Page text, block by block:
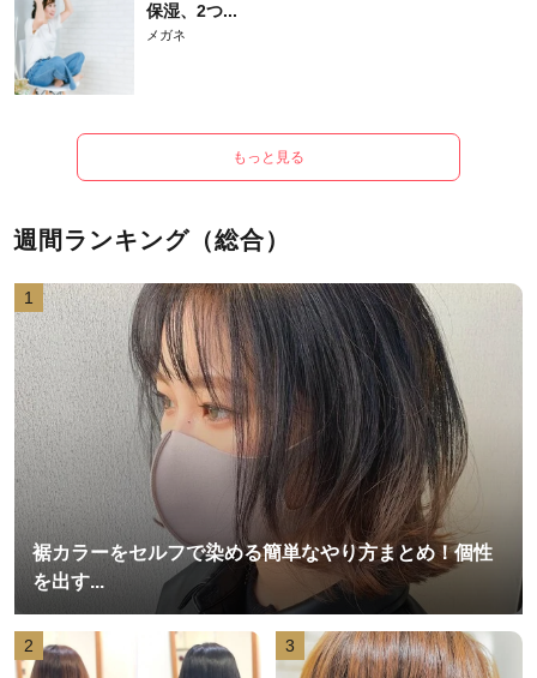
保湿、2つ...
メガネ
もっと見る
週間ランキング（総合）
1
裾カラーをセルフで染める簡単なやり方まとめ！個性
を出す...
2 3